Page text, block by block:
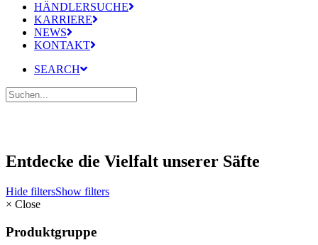
HÄNDLERSUCHE
KARRIERE
NEWS
KONTAKT
SEARCH
Entdecke die Vielfalt unserer Säfte
Hide filtersShow filters
× Close
Produktgruppe